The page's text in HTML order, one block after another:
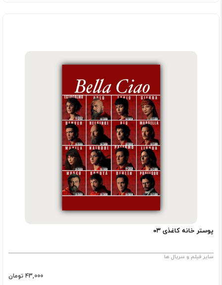
پوستر خانه کاغذی ۰۳
سایر فیلم و سریال ها
43,000 تومان